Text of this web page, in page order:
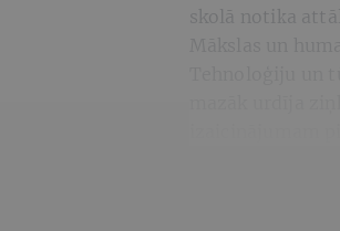
skolā notika